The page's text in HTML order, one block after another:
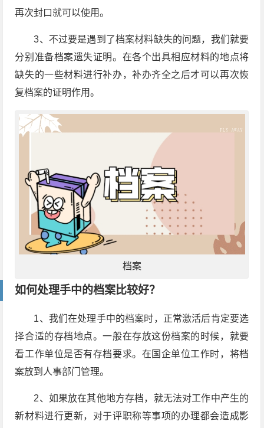
再次封口就可以使用。
3、不过要是遇到了档案材料缺失的问题，我们就要
分别准备档案遗失证明。在各个出具相应材料的地点将
缺失的一些材料进行补办，补办齐全之后才可以再次恢
复档案的证明作用。
档案
如何处理手中的档案比较好？
1、我们在处理手中的档案时，正常激活后肯定要选
择合适的存档地点。一般在存放这份档案的时候，就要
看工作单位是否有存档要求。在国企单位工作时，将档
案放到人事部门管理。
2、如果放在其他地方存档，就无法对工作中产生的
新材料进行更新，对于评职称等事项的办理都会造成影